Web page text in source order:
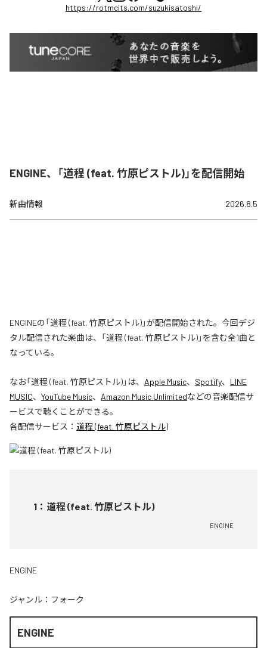
https://rotmcits.com/suzukisatoshi/
ENGINE、「道程 (feat. 竹原ピストル)」を配信開始
新曲情報 2026.8.5
ENGINEの「道程 (feat. 竹原ピストル)」が配信開始された。今回デジ
タル配信された楽曲は、「道程 (feat. 竹原ピストル)」を含む全1曲と
なっている。
なお「道程 (feat. 竹原ピストル)」は、 Apple Music、 Spotify、 LINE
MUSIC、 YouTube Music、 Amazon Music Unlimitedなどの音楽配信サ
ービスで聴くことができる。
各配信サービス： 道程 (feat. 竹原ピストル)
1 ： 道程 (feat. 竹原ピストル)
ENGINE
ENGINE
ジャンル： フォーク
ENGINE